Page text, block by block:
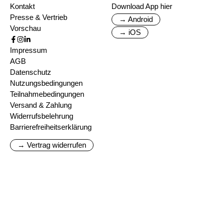
Kontakt
Presse & Vertrieb
Vorschau
Download App hier
→ Android
→ iOS
Impressum
AGB
Datenschutz
Nutzungsbedingungen
Teilnahmebedingungen
Versand & Zahlung
Widerrufsbelehrung
Barrierefreiheitserklärung
→ Vertrag widerrufen